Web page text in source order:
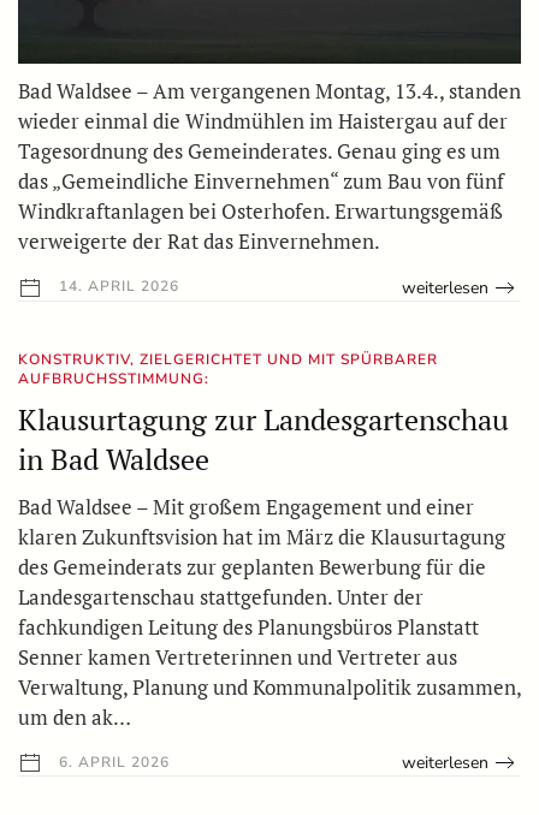
Bad Waldsee – Am vergangenen Montag, 13.4., standen
wieder einmal die Windmühlen im Haistergau auf der
Tagesordnung des Gemeinderates. Genau ging es um
das „Gemeindliche Einvernehmen“ zum Bau von fünf
Windkraftanlagen bei Osterhofen. Erwartungsgemäß
verweigerte der Rat das Einvernehmen.
14. APRIL 2026 weiterlesen
KONSTRUKTIV, ZIELGERICHTET UND MIT SPÜRBARER
AUFBRUCHSSTIMMUNG:
Klausurtagung zur Landesgartenschau
in Bad Waldsee
Bad Waldsee – Mit großem Engagement und einer
klaren Zukunftsvision hat im März die Klausurtagung
des Gemeinderats zur geplanten Bewerbung für die
Landesgartenschau stattgefunden. Unter der
fachkundigen Leitung des Planungsbüros Planstatt
Senner kamen Vertreterinnen und Vertreter aus
Verwaltung, Planung und Kommunalpolitik zusammen,
um den ak…
6. APRIL 2026 weiterlesen